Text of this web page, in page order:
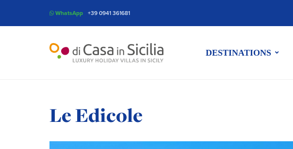
WhatsApp +39 0941 361681
DESTINATIONS
Le Edicole